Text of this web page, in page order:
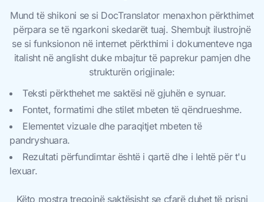
Mund të shikoni se si DocTranslator menaxhon përkthimet
përpara se të ngarkoni skedarët tuaj. Shembujt ilustrojnë
se si funksionon në internet përkthimi i dokumenteve nga
italisht në anglisht duke mbajtur të paprekur pamjen dhe
strukturën origjinale:
Teksti përkthehet me saktësi në gjuhën e synuar.
Fontet, formatimi dhe stilet mbeten të qëndrueshme.
Elementet vizuale dhe paraqitjet mbeten të
pandryshuara.
Rezultati përfundimtar është i qartë dhe i lehtë për t'u
lexuar.
Këto mostra tregojnë saktësisht se çfarë duhet të prisni